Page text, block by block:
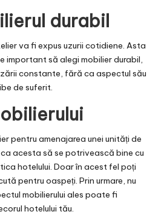
durabil
va fi expus uzurii cotidiene. Asta
important să alegi mobilier durabil,
constante, fără ca aspectul său
de suferit.
pentru amenajarea unei unități de
acesta să se potrivească bine cu
hotelului. Doar în acest fel poți
pentru oaspeți. Prin urmare, nu
mobilierului ales poate fi
hotelului tău.